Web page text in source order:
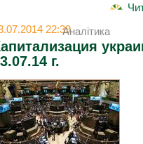
22:39Аналітика
г.